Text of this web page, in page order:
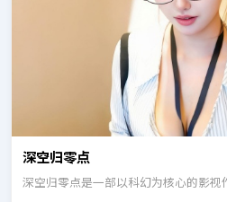
深空归零点
深空归零点是一部以科幻为核心的影